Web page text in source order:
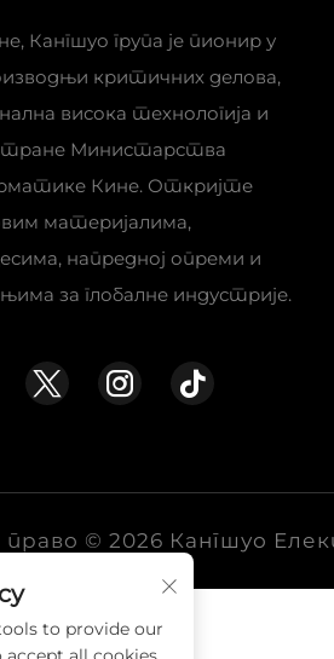
Кангшуо група је пионир у
критичних делова,
висока технологија и
Министарства
Кине. Откријте
материјалима,
напредној опреми и
за глобалне индустрије.
© 2026 Кангшуо
to provide our